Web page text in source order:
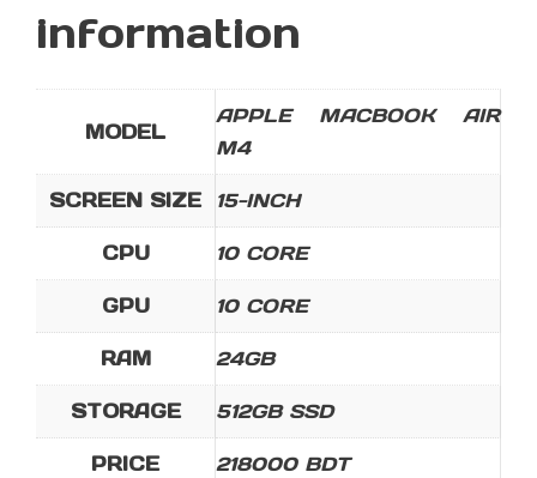
information
MODEL
APPLE MACBOOK AIR
M4
SCREEN SIZE 15-INCH
CPU 10 CORE
GPU 10 CORE
RAM 24GB
STORAGE 512GB SSD
PRICE 218000 BDT